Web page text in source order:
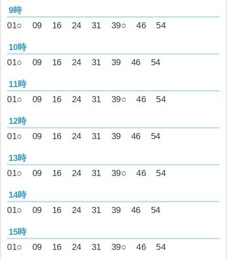
9時
01○
09 16 24 31 39○ 46 54
10時
01○
09 16 24 31 39 46 54
11時
01○
09 16 24 31 39○ 46 54
12時
01○
09 16 24 31 39 46 54
13時
01○
09 16 24 31 39○ 46 54
14時
01○
09 16 24 31 39 46 54
15時
01○
09 16 24 31 39○ 46 54